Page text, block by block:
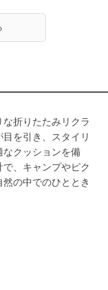
折りたたみリクラ
を引き、スタイリ
なクッションを備
、キャンプやピク
の中でのひととき